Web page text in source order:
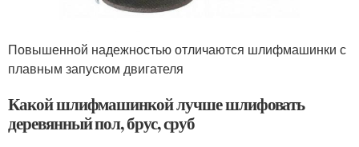
Повышенной надежностью отличаются шлифмашинки с
плавным запуском двигателя
Какой шлифмашинкой лучше шлифовать
деревянный пол, брус, сруб